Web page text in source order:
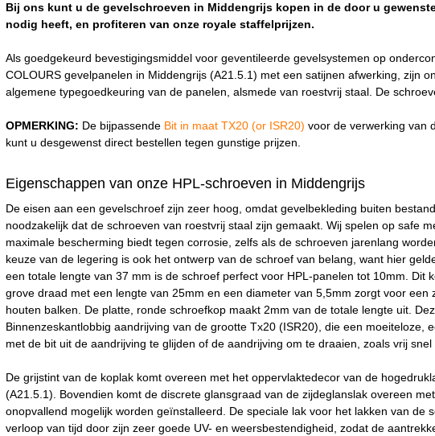
Bij ons kunt u de gevelschroeven in Middengrijs kopen in de door u
nodig heeft, en profiteren van onze royale staffelprijzen.
Als goedgekeurd bevestigingsmiddel voor geventileerde gevelsystemen op
COLOURS gevelpanelen in Middengrijs (A21.5.1) met een satijnen afwerking, zijn
algemene typegoedkeuring van de panelen, alsmede van roestvrij staal. De
OPMERKING: De bijpassende Bit in maat TX20 (or ISR20) voor de verwerking van
kunt u desgewenst direct bestellen tegen gunstige prijzen.
Eigenschappen van onze HPL-schroeven in Middengrijs
De eisen aan een gevelschroef zijn zeer hoog, omdat gevelbekleding buiten
noodzakelijk dat de schroeven van roestvrij staal zijn gemaakt. Wij spelen op safe
maximale bescherming biedt tegen corrosie, zelfs als de schroeven jarenlang
keuze van de legering is ook het ontwerp van de schroef van belang, want hier
een totale lengte van 37 mm is de schroef perfect voor HPL-panelen tot 10mm.
grove draad met een lengte van 25mm en een diameter van 5,5mm zorgt voor
houten balken. De platte, ronde schroefkop maakt 2mm van de totale lengte uit.
Binnenzeskantlobbig aandrijving van de grootte Tx20 (ISR20), die een moeiteloze,
met de bit uit de aandrijving te glijden of de aandrijving om te draaien, zoals vrij
De grijstint van de koplak komt overeen met het oppervlaktedecor van de
(A21.5.1). Bovendien komt de discrete glansgraad van de zijdeglanslak overeen
onopvallend mogelijk worden geïnstalleerd. De speciale lak voor het lakken van de
verloop van tijd door zijn zeer goede UV- en weersbestendigheid, zodat de